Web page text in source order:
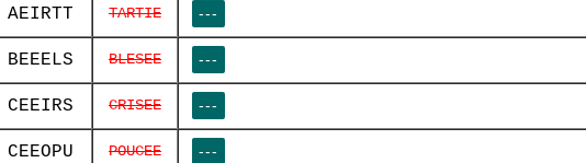
AEIRTT TARTIE ---
BEEELS BLESEE ---
CEEIRS CRISEE ---
CEEOPU POUCEE ---